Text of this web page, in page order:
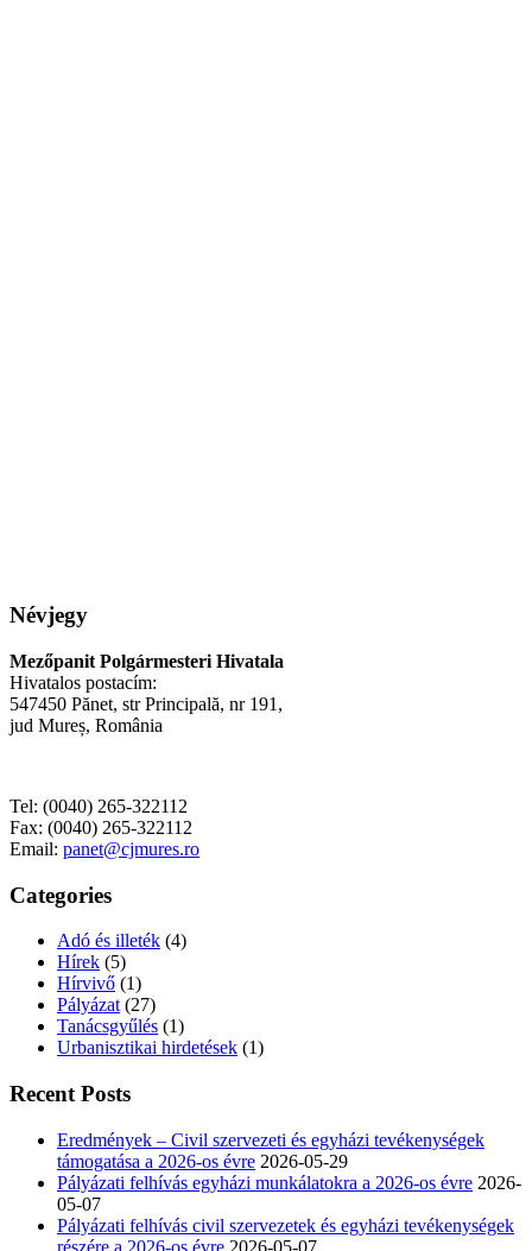
Névjegy
Mezőpanit Polgármesteri Hivatala
Hivatalos postacím:
547450 Pănet, str Principală, nr 191,
jud Mureș, România
Tel: (0040) 265-322112
Fax: (0040) 265-322112
Email: panet@cjmures.ro
Categories
Adó és illeték (4)
Hírek (5)
Hírvivő (1)
Pályázat (27)
Tanácsgyűlés (1)
Urbanisztikai hirdetések (1)
Recent Posts
Eredmények – Civil szervezeti és egyházi tevékenységek
támogatása a 2026-os évre 2026-05-29
Pályázati felhívás egyházi munkálatokra a 2026-os évre 2026-
05-07
Pályázati felhívás civil szervezetek és egyházi tevékenységek
részére a 2026-os évre 2026-05-07